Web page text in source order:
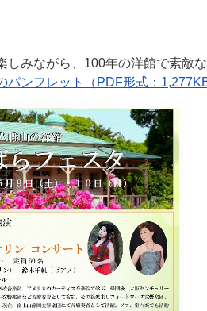
しみながら、100年の洋館で素敵な
パンフレット（PDF形式：1,277KB